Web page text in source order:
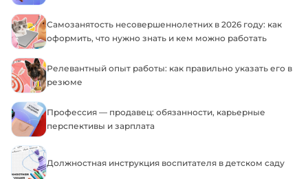
Самозанятость несовершеннолетних в 2026 году: как
оформить, что нужно знать и кем можно работать
Релевантный опыт работы: как правильно указать его в
резюме
Профессия — продавец: обязанности, карьерные
перспективы и зарплата
Должностная инструкция воспитателя в детском саду